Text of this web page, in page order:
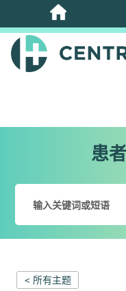
跳
至
主
患
< 所有主题